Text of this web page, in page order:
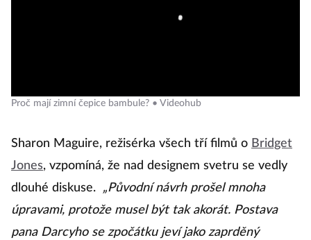
Proč mají zimní čepice bambule? • Videohub
Sharon Maguire, režisérka všech tří filmů o Bridget
Jones, vzpomíná, že nad designem svetru se vedly
dlouhé diskuse.
„Původní návrh prošel mnoha
úpravami, protože musel být tak akorát. Postava
pana Darcyho se zpočátku jeví jako zaprděný